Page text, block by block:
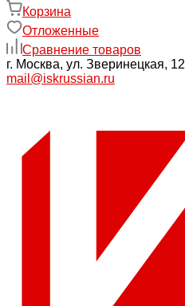
Корзина
Отложенные
Сравнение товаров
г. Москва, ул. Зверинецкая, 12
mail@iskrussian.ru